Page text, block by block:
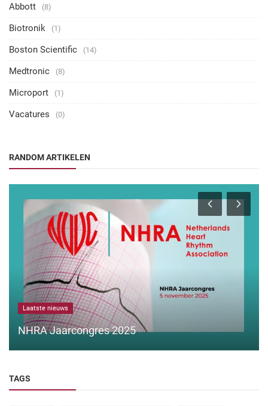
Abbott (8)
Biotronik (1)
Boston Scientific (14)
Medtronic (8)
Microport (1)
Vacatures (0)
RANDOM ARTIKELEN
Laatste nieuws
NHRA Jaarcongres 2025
TAGS